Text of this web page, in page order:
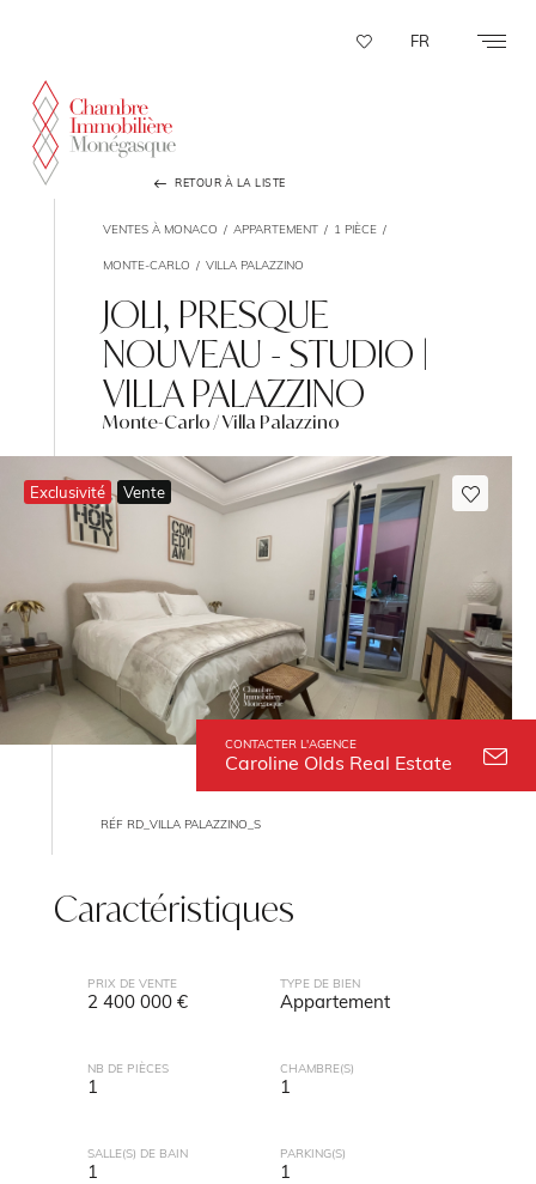
FR
RETOUR À LA LISTE
VENTES À MONACO APPARTEMENT 1 PIÈCE
MONTE-CARLO VILLA PALAZZINO
JOLI, PRESQUE
NOUVEAU - STUDIO |
VILLA PALAZZINO
Monte-Carlo / Villa Palazzino
CONTACTER L'AGENCE
Caroline Olds Real Estate
Exclusivité Vente
RÉF RD_VILLA PALAZZINO_S
Caractéristiques
PRIX DE VENTE
2 400 000 €
TYPE DE BIEN
Appartement
NB DE PIÈCES
1
CHAMBRE(S)
1
SALLE(S) DE BAIN
1
PARKING(S)
1